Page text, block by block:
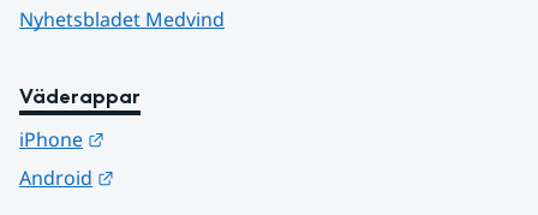
Nyhetsbladet Medvind
Väderappar
iPhone
Android